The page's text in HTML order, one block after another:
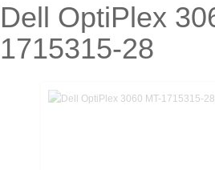
Dell OptiPlex
1715315-28